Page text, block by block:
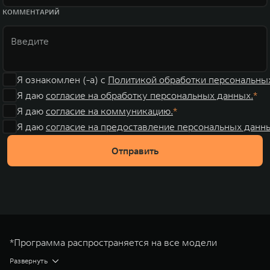
КОММЕНТАРИЙ
Я ознакомлен (-а) с Политикой обработки
Я даю согласие на обработку персональных данных.
Я даю согласие на коммуникацию.
Я даю согласие на предоставление персональных
Отправить
*Программа распространяется на все модели
автомобилей TANK во всех доступных комплектациях.
Развернуть